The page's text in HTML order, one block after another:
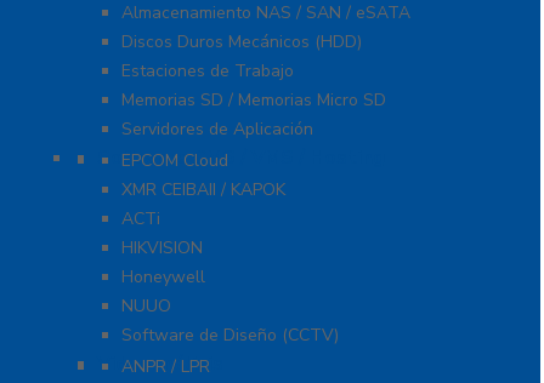
Almacenamiento NAS / SAN / eSATA
Discos Duros Mecánicos (HDD)
Estaciones de Trabajo
Memorias SD / Memorias Micro SD
Servidores de Aplicación
Software CMS / VMS / Hosting
EPCOM Cloud
XMR CEIBAII / KAPOK
ACTi
HIKVISION
Honeywell
NUUO
Software de Diseño (CCTV)
Videoanálisis
ANPR / LPR